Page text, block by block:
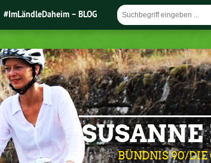
#ImLändleDaheim – BLOG
SUSANNE
BÜNDNIS 90/DIE